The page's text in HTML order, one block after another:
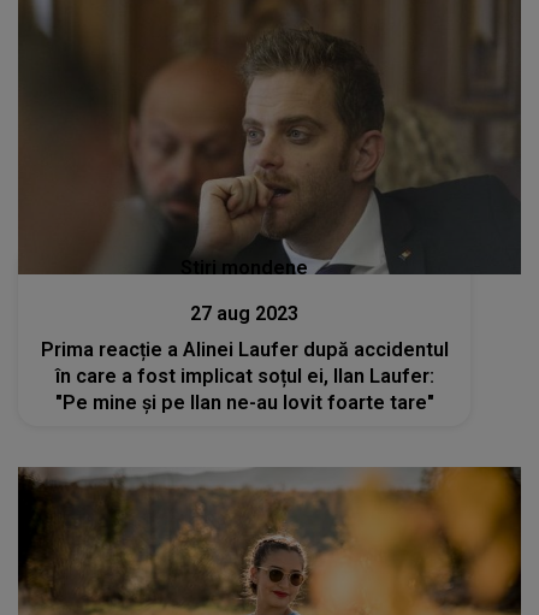
Stiri mondene
27 aug 2023
Prima reacție a Alinei Laufer după accidentul
în care a fost implicat soțul ei, Ilan Laufer:
"Pe mine și pe Ilan ne-au lovit foarte tare"